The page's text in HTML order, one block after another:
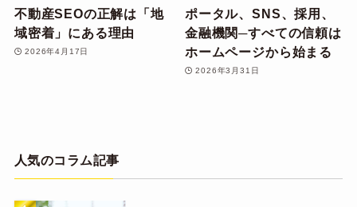
不動産SEOの正解は「地
域密着」にある理由
2026年4月17日
ポータル、SNS、採用、
金融機関─すべての信頼は
ホームページから始まる
2026年3月31日
人気のコラム記事